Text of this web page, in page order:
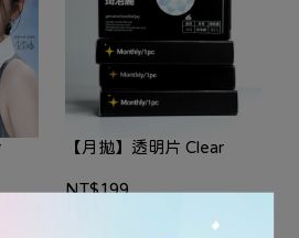
【月拋】透明片 Clear
NT$199